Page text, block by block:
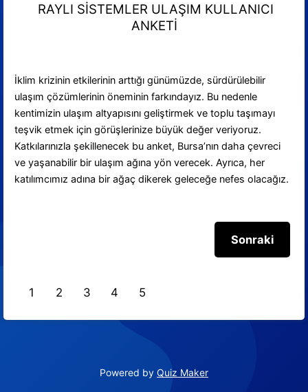
RAYLI SİSTEMLER ULAŞIM KULLANICI
ANKETİ
İklim krizinin etkilerinin arttığı günümüzde, sürdürülebilir
ulaşım çözümlerinin öneminin farkındayız. Bu nedenle
kentimizin ulaşım altyapısını geliştirmek ve toplu taşımayı
teşvik etmek için görüşlerinize büyük değer veriyoruz.
Katkılarınızla şekillenecek bu anket, Bursa’nın daha çevreci
ve yaşanabilir bir ulaşım ağına yön verecek. Ayrıca, her
katılımcımız adına bir ağaç dikerek geleceğe nefes olacağız.
1 2 3 4 5
Powered by Quiz Maker